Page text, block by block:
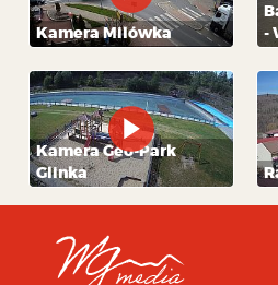
Kamera Milówka
-
Kamera Geo-Park
Glinka